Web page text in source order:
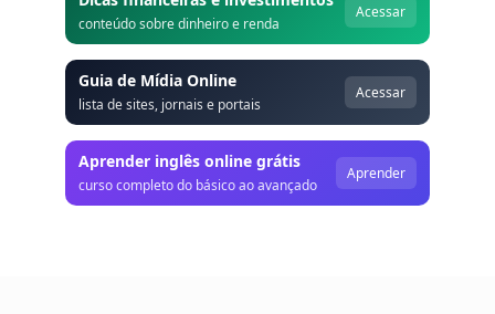
conteúdo sobre dinheiro e renda
Acessar
Guia de Mídia Online
lista de sites, jornais e portais
Acessar
Aprender inglês online grátis
curso completo do básico ao avançado
Aprender